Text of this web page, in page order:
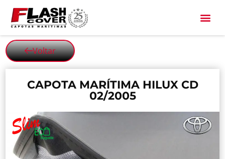
Voltar
CAPOTA MARÍTIMA HILUX CD
02/2005